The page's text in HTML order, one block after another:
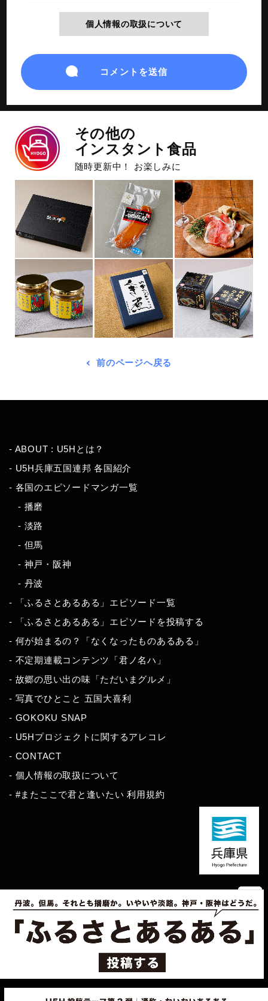
個人情報の取扱について
その他の
インスタント食品
随時更新中！ お楽しみに
前のページへ戻る
- ABOUT : U5Hとは？
- U5H兵庫五国連邦 各国紹介
- 各国のエピソードマンガ一覧
- 播磨
- 淡路
- 但馬
- 神戸・阪神
- 丹波
- 「ふるさとあるある」エピソード一覧
- 「ふるさとあるある」エピソードを投稿する
- 何が始まるの？「なくなったものあるある」
- 不定期連載コンテンツ「君ノ名ハ」
- 故郷の思い出の味「ただいまグルメ」
- 写真でひとこと 五国大喜利
- GOKOKU SNAP
- U5Hプロジェクトに関するアレコレ
- CONTACT
- 個人情報の取扱について
- #またここで君と逢いたい 利用規約